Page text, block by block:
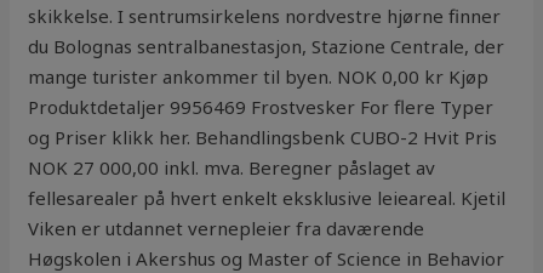
skikkelse. I sentrumsirkelens nordvestre hjørne finner
du Bolognas sentralbanestasjon, Stazione Centrale, der
mange turister ankommer til byen. NOK 0,00 kr Kjøp
Produktdetaljer 9956469 Frostvesker For flere Typer
og Priser klikk her. Behandlingsbenk CUBO-2 Hvit Pris
NOK 27 000,00 inkl. mva. Beregner påslaget av
fellesarealer på hvert enkelt eksklusive leieareal. Kjetil
Viken er utdannet vernepleier fra daværende
Høgskolen i Akershus og Master of Science in Behavior